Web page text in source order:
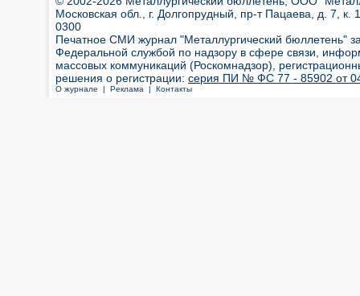
Московская обл., г. Долгопрудный, пр-т Пацаева, д. 7,
0300
Печатное СМИ журнал "Металлургический бюллетень"
Федеральной службой по надзору в сфере связи,
массовых коммуникаций (Роскомнадзор),
решения о регистрации: серия ПИ № ФС 77 - 85902 от 04
О журнале | Реклама | Контакты